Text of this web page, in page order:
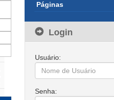
Páginas
Login
Usuário:
Senha: